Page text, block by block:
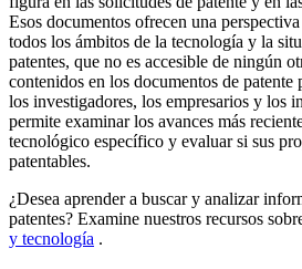
Esos documentos ofrecen una
todos los ámbitos de la tecnología y la
patentes, que no es accesible de ningún
contenidos en los documentos de patente
los investigadores, los empresarios y los
permite examinar los avances más
tecnológico específico y evaluar si sus
patentables.
¿Desea aprender a buscar y analizar
patentes? Examine nuestros recursos
y tecnología .